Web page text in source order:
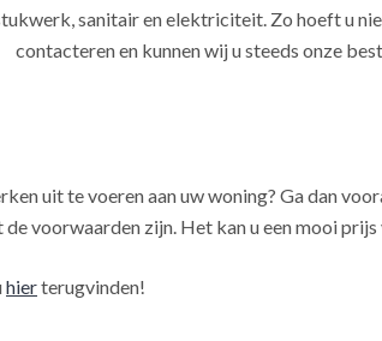
sanitair en elektriciteit. Zo hoeft u
contacteren en kunnen wij u steeds onze
uit te voeren aan uw woning? Ga dan
de voorwaarden zijn. Het kan u een mooi
hierterugvinden!